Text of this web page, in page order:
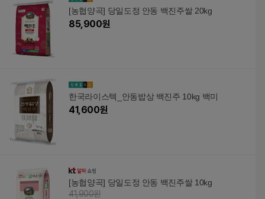
[농협양곡] 당일도정 안동 백진주쌀 20kg
85,900원
한국라이스텍_안동밥상 백진주 10kg 백미
41,600원
[농협양곡] 당일도정 안동 백진주쌀 10kg
41,900원